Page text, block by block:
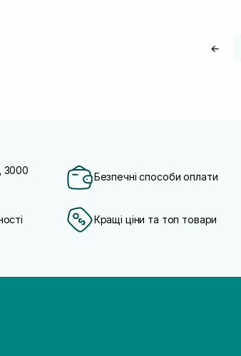
←
3000
Безпечні способи оплати
Кращі ціни та топ товари